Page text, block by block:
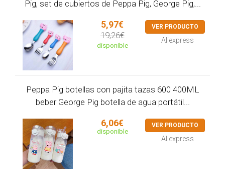
Pig, set de cubiertos de Peppa Pig, George Pig,...
5,97€
19,26€
disponible
VER PRODUCTO
Aliexpress
Peppa Pig botellas con pajita tazas 600 400ML
beber George Pig botella de agua portátil...
6,06€
disponible
VER PRODUCTO
Aliexpress